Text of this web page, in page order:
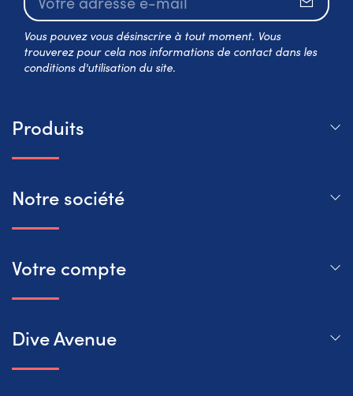
Vous pouvez vous désinscrire à tout moment. Vous
trouverez pour cela nos informations de contact dans les
conditions d'utilisation du site.
Produits
Notre société
Votre compte
Dive Avenue